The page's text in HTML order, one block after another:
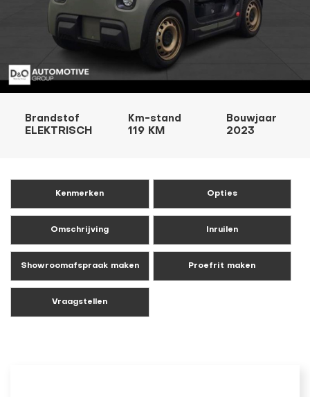
Brandstof
ELEKTRISCH
Km-stand
119 KM
Bouwjaar
2023
Kenmerken Opties
Omschrijving Inruilen
Showroomafspraak maken Proefrit maken
Vraagstellen